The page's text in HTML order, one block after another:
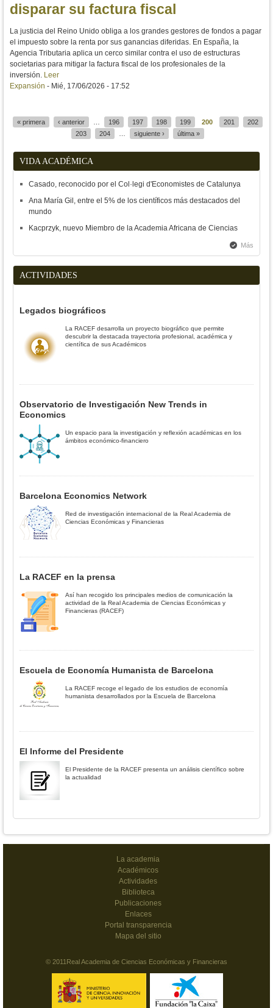
disparar su factura fiscal
La justicia del Reino Unido obliga a los grandes gestores de fondos a pagar
el impuesto sobre la renta por sus ganancias diferidas. En España, la
Agencia Tributaria aplica un cerco similar contra el uso de estructuras
societarias para mitigar la factura fiscal de los profesionales de la
inversión. Leer
Expansión - Mié, 17/06/2026 - 17:52
« primera ‹ anterior 196 197 198 199 200 201
202
203
204 siguiente › última »
VIDA ACADÉMICA
Casado, reconocido por el Col·legi d'Economistes de Catalunya
Ana María Gil, entre el 5% de los científicos más destacados del
mundo
Kacprzyk, nuevo Miembro de la Academia Africana de Ciencias
Más
ACTIVIDADES
Legados biográficos
La RACEF desarrolla un proyecto biográfico que permite
descubrir la destacada trayectoria profesional, académica y
científica de sus Académicos
Observatorio de Investigación New Trends in
Economics
Un espacio para la investigación y reflexión académicas en los
ámbitos económico-financiero
Barcelona Economics Network
Red de investigación internacional de la Real Academia de
Ciencias Económicas y Financieras
La RACEF en la prensa
Así han recogido los principales medios de comunicación la
actividad de la Real Academia de Ciencias Económicas y
Financieras (RACEF)
Escuela de Economía Humanista de Barcelona
La RACEF recoge el legado de los estudios de economía
humanista desarrollados por la Escuela de Barcelona
El Informe del Presidente
El Presidente de la RACEF presenta un análisis científico sobre
la actualidad
La academia
Académicos
Actividades
Biblioteca
Publicaciones
Enlaces
Portal transparencia
Mapa del sitio
© 2011Real Academia de Ciencias Económicas y Financieras